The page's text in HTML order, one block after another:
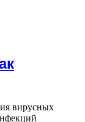
вирусных